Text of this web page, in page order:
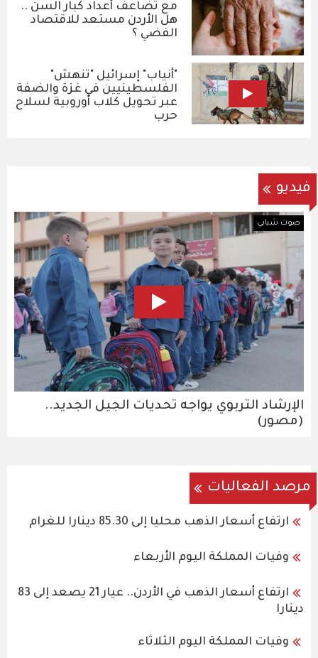
مع تضاعف أعداد كبار السن ..
هل الأردن مستعد للاقتصاد
الفضي ؟
"أنياب" إسرائيل "تنهش"
الفلسطينيين في غزة والضفة
عبر تحويل كلاب أوروبية لسلاح
حرب
فيديو
صوت شبابي
الإرشاد التربوي يواجه تحديات الجيل الجديد..
(مصور)
مرصد الفعاليات
ارتفاع أسعار الذهب محليا إلى 85.30 دينارا للغرام
وفيات المملكة اليوم الأربعاء
ارتفاع أسعار الذهب في الأردن.. عيار 21 يصعد إلى 83
دينارا
وفيات المملكة اليوم الثلاثاء